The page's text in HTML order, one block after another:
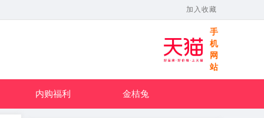
加入收藏
手
机
网
站
内购福利 金桔兔